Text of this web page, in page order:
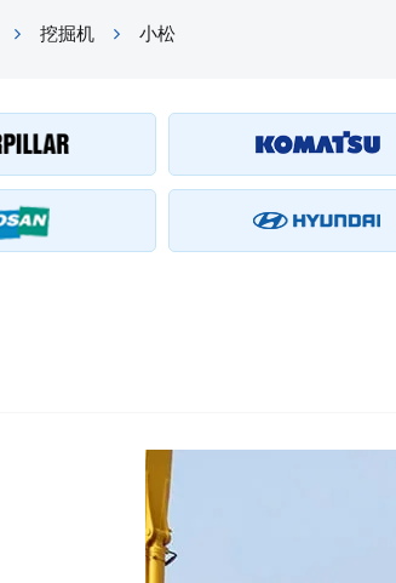
挖掘机 小松